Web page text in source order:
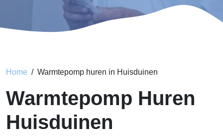
Home Warmtepomp huren in Huisduinen
Warmtepomp Huren
Huisduinen